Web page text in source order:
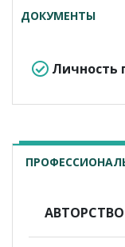
ДОКУМЕНТЫ
Личность